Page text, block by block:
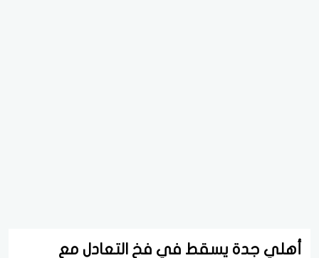
أهلي جدة يسقط في فخ التعادل مع